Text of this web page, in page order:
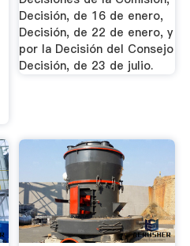
Decisión, de 16 de enero,
Decisión, de 22 de enero, y
por la Decisión del Consejo
Decisión, de 23 de julio.